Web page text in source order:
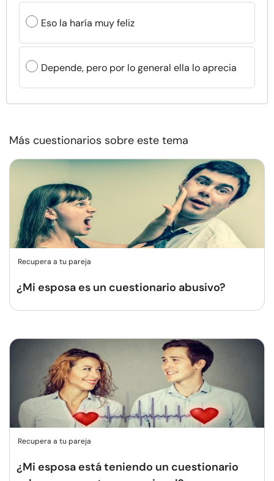
Eso la haría muy feliz
Depende, pero por lo general ella lo aprecia
Más cuestionarios sobre este tema
Recupera a tu pareja
¿Mi esposa es un cuestionario abusivo?
Recupera a tu pareja
¿Mi esposa está teniendo un cuestionario